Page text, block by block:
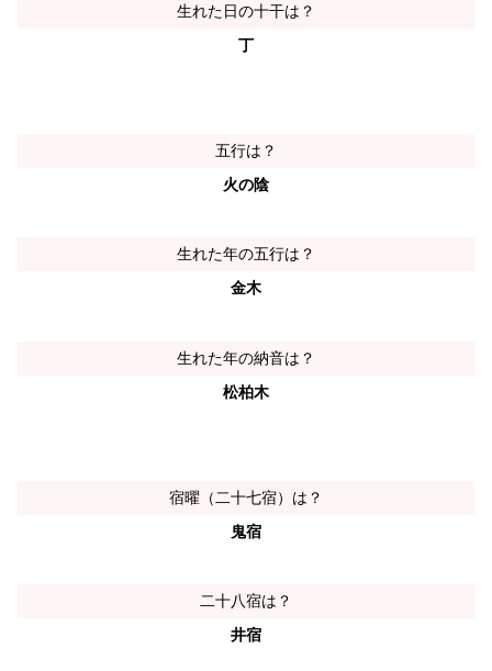
生れた日の十干は？
丁
五行は？
火の陰
生れた年の五行は？
金木
生れた年の納音は？
松柏木
宿曜（二十七宿）は？
鬼宿
二十八宿は？
井宿